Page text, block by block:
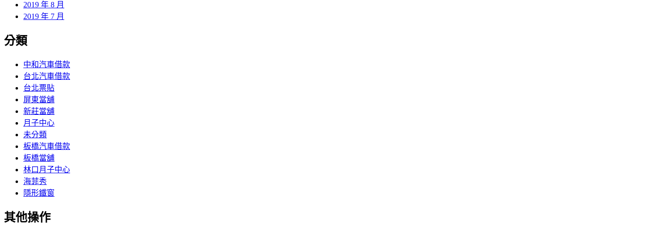
2019 年 8 月
2019 年 7 月
分類
中和汽車借款
台北汽車借款
台北票貼
屏東當舖
新莊當舖
月子中心
未分類
板橋汽車借款
板橋當舖
林口月子中心
海菲秀
隱形鐵窗
其他操作